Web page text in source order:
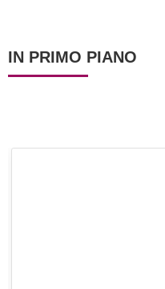
IN PRIMO PIANO